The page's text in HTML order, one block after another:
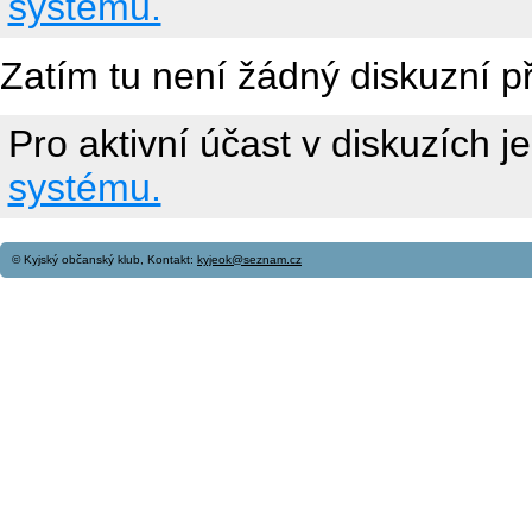
Zatím tu není žádný diskuzní
Pro aktivní účast v diskuzích
systému.
© Kyjský občanský klub, Kontakt: kyjeok@seznam.cz